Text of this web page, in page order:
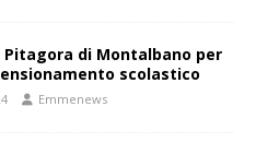
Pitagora di Montalbano per
scolastico
Emmenews